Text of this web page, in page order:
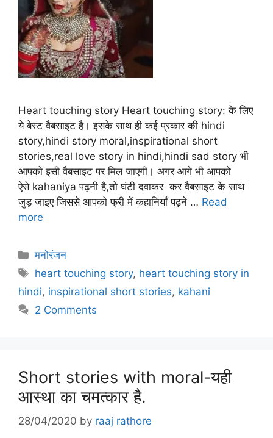
Heart touching story Heart touching story: के लिए
ये बेस्ट वैबसाइट है। इसके साथ ही कई प्रकार की hindi
story,hindi story moral,inspirational short
stories,real love story in hindi,hindi sad story भी
आपको इसी वैबसाइट पर मिल जाएगी। अगर आगे भी आपको
ऐसे kahaniya पढ़नी है,तो घंटी दवाकर कर वैबसाइट के साथ
जुड़ जाइए जिससे आपको फ्री में कहानियाँ पढ़ने … Read
more
Categories
मनोरंजन
Tags
heart touching story, heart touching story in
hindi, inspirational short stories, kahani
2 Comments
Short stories with moral-यही
आस्था का चमत्कार है.
28/04/2020 by raaj rathore